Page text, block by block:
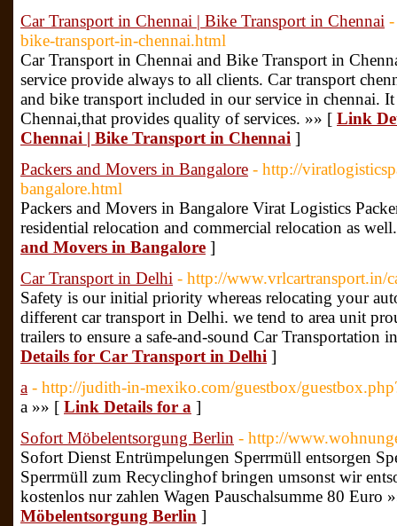
Car Transport in Chennai | Bike Transport in Chennai
bike-transport-in-chennai.html
Car Transport in Chennai and Bike Transport in
service provide always to all clients. Car transport
and bike transport included in our service in chennai.
Chennai,that provides quality of services. »» [ Link
Chennai | Bike Transport in Chennai ]
Packers and Movers in Bangalore - http://
bangalore.html
Packers and Movers in Bangalore Virat Logistics
residential relocation and commercial relocation as
and Movers in Bangalore ]
Car Transport in Delhi - http://www.vrlcartransport.in/
Safety is our initial priority whereas relocating your
different car transport in Delhi. we tend to area unit
trailers to ensure a safe-and-sound Car
Details for Car Transport in Delhi ]
a - http://judith-in-mexiko.com/guestbox/
a »» [ Link Details for a ]
Sofort Möbelentsorgung Berlin - http://
Sofort Dienst Entrümpelungen Sperrmüll entsorgen
Sperrmüll zum Recyclinghof bringen umsonst wir
kostenlos nur zahlen Wagen Pauschalsumme 80 Euro
Möbelentsorgung Berlin ]